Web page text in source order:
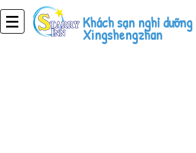
Khách sạn nghỉ dưỡng
Xingshengzhan